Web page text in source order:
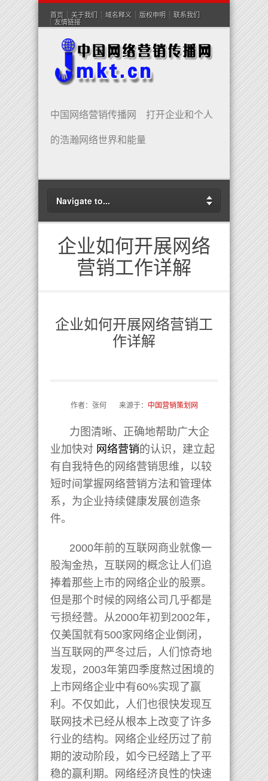
首页 关于我们 域名释义 版权申明
联系我们
友情链接
中国网络营销传播网 打开企业和个人
的浩瀚网络世界和能量
Navigate to...
企业如何开展网络
营销工作详解
企业如何开展网络营销工
作详解
作者：张何 来源于： 中国营销策划网
力图清晰、正确地帮助广大企
业加快对 网络营销的认识，建立起
有自我特色的网络营销思维，以较
短时间掌握网络营销方法和管理体
系，为企业持续健康发展创造条
件。
2000年前的互联网商业就像一
股淘金热，互联网的概念让人们追
捧着那些上市的网络企业的股票。
但是那个时候的网络公司几乎都是
亏损经营。从2000年初到2002年，
仅美国就有500家网络企业倒闭，
当互联网的严冬过后，人们惊奇地
发现，2003年第四季度熬过困境的
上市网络企业中有60%实现了赢
利。不仅如此，人们也很快发现互
联网技术已经从根本上改变了许多
行业的结构。网络企业经历过了前
期的波动阶段，如今已经踏上了平
稳的赢利期。网络经济良性的快速